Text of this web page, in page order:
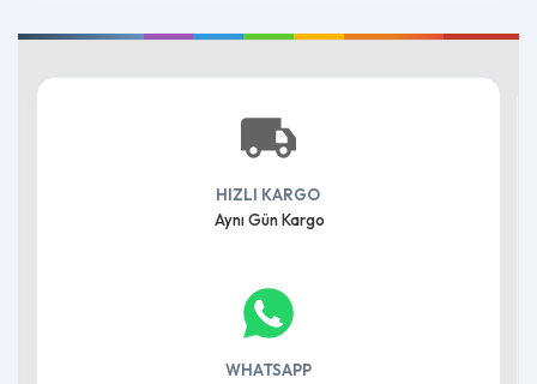
HIZLI KARGO
Aynı Gün Kargo
WHATSAPP